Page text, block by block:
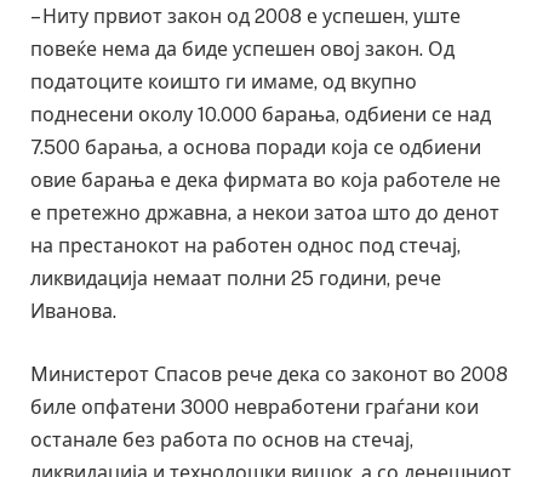
– Ниту првиот закон од 2008 е успешен, уште
повеќе нема да биде успешен овој закон. Од
податоците коишто ги имаме, од вкупно
поднесени околу 10.000 барања, одбиени се над
7.500 барања, а основа поради која се одбиени
овие барања е дека фирмата во која работеле не
е претежно државна, а некои затоа што до денот
на престанокот на работен однос под стечај,
ликвидација немаат полни 25 години, рече
Иванова.
Mинистерот Спасов рече дека со законот во 2008
биле опфатени 3000 невработени граѓани кои
останале без работа по основ на стечај,